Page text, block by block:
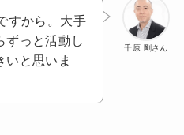
千原 剛さん
すから。大手
っと活動し
いと思いま